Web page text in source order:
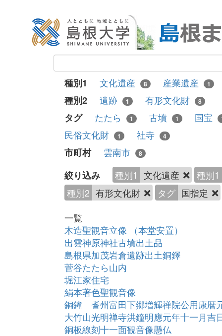
種別1 文化遺産 8 産業遺産 1
種別2 遺跡 1 有形文化財 8
タグ たたら 1 古墳 1 国宝
民俗文化財 1 社寺 4
市町村 雲南市 8
絞り込み 種別1 文化遺産
種別1
種別2 有形文化財 タグ 国指定
一覧
木造聖観音立像 （本堂安置）
出雲神原神社古墳出土品
島根県加茂岩倉遺跡出土銅鐸
菅谷たたら山内
堀江家住宅
絹本著色聖観音像
銅鐘 耆州富田下郷増輝禅院公用康暦
大竹山光明禅寺洪鐘明應元年十一月吉
銅板線刻十一面観音像懸仏